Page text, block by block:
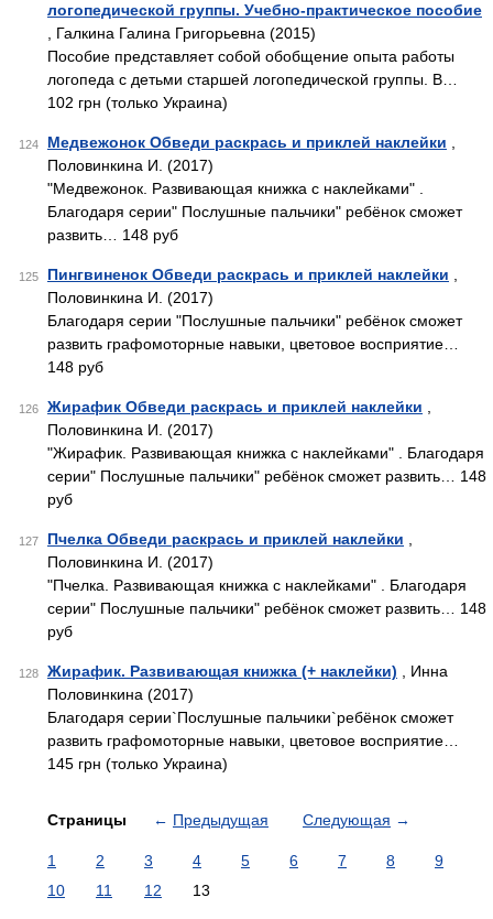
логопедической группы. Учебно-практическое пособие
, Галкина Галина Григорьевна (2015)
Пособие представляет собой обобщение опыта работы
логопеда с детьми старшей логопедической группы. В…
102 грн (только Украина)
124 Медвежонок Обведи раскрась и приклей наклейки
Половинкина И. (2017)
"Медвежонок. Развивающая книжка с наклейками" .
Благодаря серии" Послушные пальчики" ребёнок сможет
развить… 148 руб
125 Пингвиненок Обведи раскрась и приклей наклейки
Половинкина И. (2017)
Благодаря серии "Послушные пальчики" ребёнок сможет
развить графомоторные навыки, цветовое восприятие…
148 руб
126 Жирафик Обведи раскрась и приклей наклейки
Половинкина И. (2017)
"Жирафик. Развивающая книжка с наклейками" . Благодаря
серии" Послушные пальчики" ребёнок сможет развить… 148
руб
127 Пчелка Обведи раскрась и приклей наклейки
Половинкина И. (2017)
"Пчелка. Развивающая книжка с наклейками" . Благодаря
серии" Послушные пальчики" ребёнок сможет развить… 148
руб
128 Жирафик. Развивающая книжка (+ наклейки) , Инна
Половинкина (2017)
Благодаря серии`Послушные пальчики`ребёнок сможет
развить графомоторные навыки, цветовое восприятие…
145 грн (только Украина)
Страницы ← Предыдущая Следующая →
1 2 3 4 5 6 7 8
9
10
11 12 13